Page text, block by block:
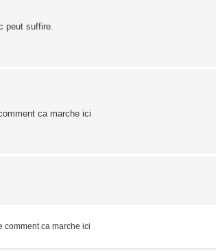
peut suffire.
ca marche ici
comment ca marche ici